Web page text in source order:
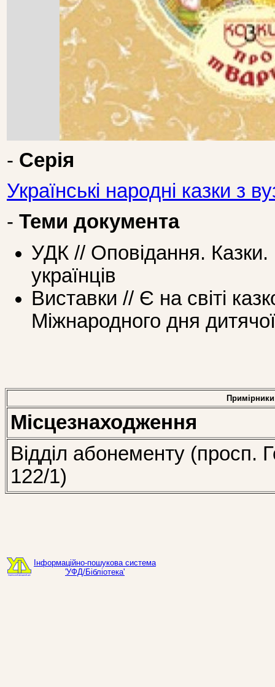
- Серія
Українські народні казки з
- Теми документа
УДК // Оповідання.
українців
Виставки // Є на світі
Міжнародного дня
Примірники
Місцезнаходження
Відділ абонементу (просп.
122/1)
Інформаційно-пошукова система
'УФД/Бібліотека'